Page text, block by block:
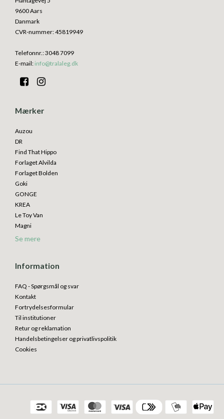
9600 Aars
Danmark
CVR-nummer:45819949
Telefonnr.:3048 7099
E-mail: info@tralaleg.dk
Mærker
Auzou
DR
Find That Hippo
Forlaget Alvilda
Forlaget Bolden
Goki
GONGE
KREA
Le Toy Van
Magni
Se mere
Information
FAQ - Spørgsmål og svar
Kontakt
Fortrydelsesformular
Til institutioner
Retur og reklamation
Handelsbetingelser og privatlivspolitik
Cookies